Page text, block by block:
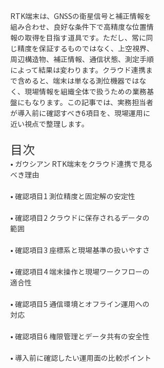
RTK端末は、GNSSの衛星信号と補正情報を
組み合わせ、良好な条件下で高精度な位置情
報の取得を目指す道具です。ただし、常に同
じ精度を保証するものではなく、上空視界、
周辺構造物、補正情報、通信状態、測定手順
によって結果は変わります。クラウド連携ま
で含めると、端末は単なる測位機器ではな
く、現場情報を組織全体で扱うための業務基
盤にもなります。この記事では、実務担当者
が導入前に確認すべき6項目を、現場運用に
近い視点で整理します。
目次
• ガウシアン RTK端末をクラウド連携で見る
•
• 確認項目2 クラウドに保存されるデータの
•
• 確認項目4 端末操作と現場ワークフローの
• 確認項目5 通信環境とオフライン運用への
•
•